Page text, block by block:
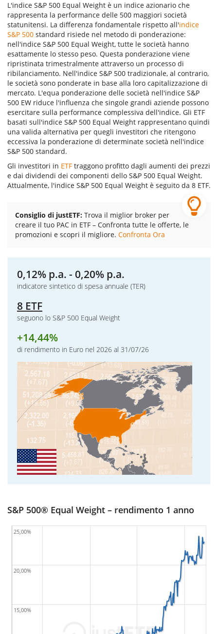
L'indice S&P 500 Equal Weight è un indice azionario che
rappresenta la performance delle 500 maggiori società
statunitensi. La differenza fondamentale rispetto all'indice
S&P 500 standard risiede nel metodo di ponderazione:
nell'indice S&P 500 Equal Weight, tutte le società hanno
esattamente lo stesso peso. Questa ponderazione viene
ripristinata trimestralmente attraverso un processo di
ribilanciamento. Nell'indice S&P 500 tradizionale, al contrario,
le società sono ponderate in base alla loro capitalizzazione di
mercato. L'equa ponderazione delle società nell'indice S&P
500 EW riduce l'influenza che singole grandi aziende possono
esercitare sulla performance complessiva dell'indice. Gli ETF
basati sull'indice S&P 500 Equal Weight rappresentano quindi
una valida alternativa per quegli investitori che ritengono
eccessiva la ponderazione di determinate società nell'indice
S&P 500 standard.
Gli investitori in ETF traggono profitto dagli aumenti dei prezzi
e dai dividendi dei componenti dello S&P 500 Equal Weight.
Attualmente, l'indice S&P 500 Equal Weight è seguito da 8 ETF.
Consiglio di justETF: Trova il miglior broker per
creare il tuo PAC in ETF – Confronta tutte le offerte, le
promozioni e scopri il migliore. Confronta Ora
0,12% p.a. - 0,20% p.a.
indicatore sintetico di spesa annuale (TER)
8 ETF
seguono lo S&P 500 Equal Weight
+14,44%
di rendimento in Euro nel 2026 al 31/07/26
S&P 500® Equal Weight – rendimento 1 anno
15,00%
20,00%
25,00%